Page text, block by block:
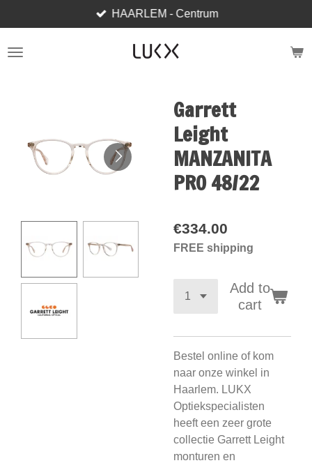
to
main
HAARLEM - Centrum
Garrett
Leight
MANZANITA
PRO 48/22
€334.00
FREE shipping
Add to
cart
Bestel online of kom
naar onze winkel in
Haarlem. LUKX
Optiekspecialisten
heeft een zeer grote
collectie Garrett Leight
monturen en